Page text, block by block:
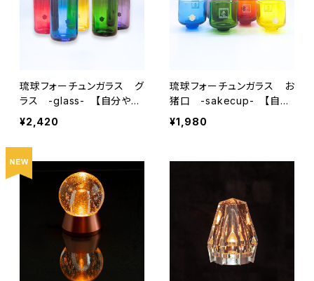
琉球フォーチュンガラス グ
ラス -glass- 【自分や友
人、家族、推しの幸せを願う
グラス】
¥2,420
琉球フォーチュンガラス お
猪口 -sakecup- 【自分
や友人、家族、推しの幸せを
願うグラス】
¥1,980